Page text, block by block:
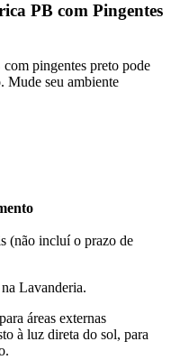
PB com Pingentes
pingentes preto pode
Mude seu ambiente
(não incluí o prazo de
Lavanderia.
áreas externas
à luz direta do sol, para